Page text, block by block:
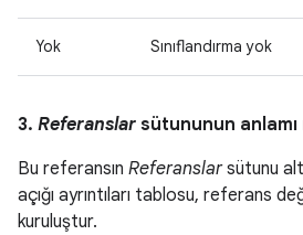
Yok Sınıflandırma yok
3. Referanslar sütununun
Bu referansın Referanslarsütunu
açığı ayrıntıları tablosu, referans
kuruluştur.